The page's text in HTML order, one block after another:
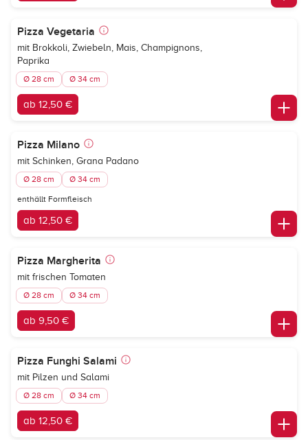
Pizza Vegetaria
mit Brokkoli, Zwiebeln, Mais, Champignons,
Paprika
Ø 28 cm Ø 34 cm
ab 12,50 €
Pizza Milano
mit Schinken, Grana Padano
Ø 28 cm Ø 34 cm
enthällt Formfleisch
ab 12,50 €
Pizza Margherita
mit frischen Tomaten
Ø 28 cm Ø 34 cm
ab 9,50 €
Pizza Funghi Salami
mit Pilzen und Salami
Ø 28 cm Ø 34 cm
ab 12,50 €